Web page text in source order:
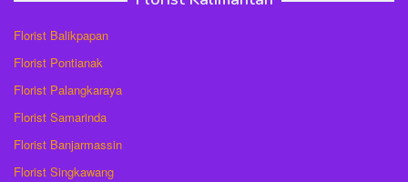
Florist Balikpapan
Florist Pontianak
Florist Palangkaraya
Florist Samarinda
Florist Banjarmassin
Florist Singkawang